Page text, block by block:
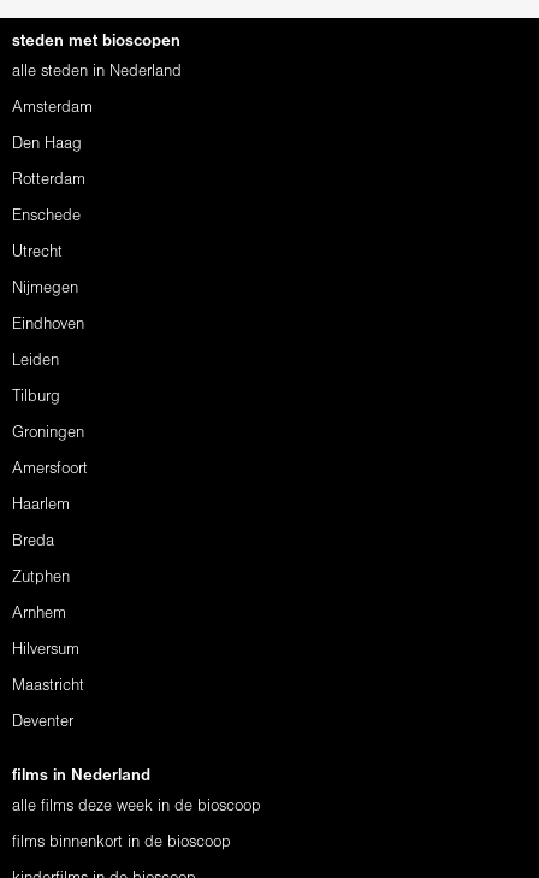
steden met bioscopen
alle steden in Nederland
Amsterdam
Den Haag
Rotterdam
Enschede
Utrecht
Nijmegen
Eindhoven
Leiden
Tilburg
Groningen
Amersfoort
Haarlem
Breda
Zutphen
Arnhem
Hilversum
Maastricht
Deventer
films in Nederland
alle films deze week in de bioscoop
films binnenkort in de bioscoop